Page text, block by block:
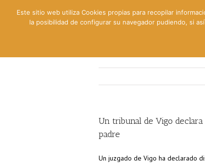
Un tribunal de Vigo
padre
Un juzgado de Vigo ha declarado
Este sitio web utiliza Cookies propias para recopilar
la posibilidad de configurar su navegador pudiendo, si